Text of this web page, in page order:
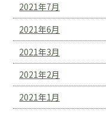
2021年7月
2021年6月
2021年3月
2021年2月
2021年1月